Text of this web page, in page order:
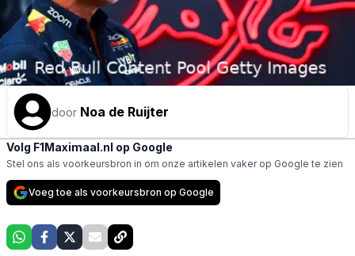
door Noa de Ruijter
Volg F1Maximaal.nl op Google
Stel ons als voorkeursbron in om onze artikelen vaker op Google te zien
Voeg toe als voorkeursbron op Google